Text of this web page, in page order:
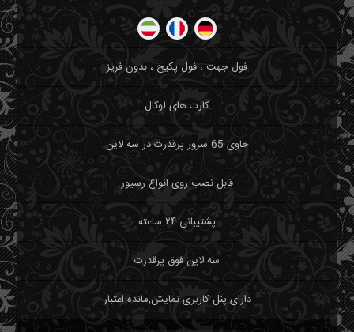
فول جهت ، فول پکیج ، بدون فریز
کارت های لوکال
حاوی 65 سرور پرقدرت در سه لاین
قابل نصب روی انواع رسیور
پشتیبانی ۲۴ ساعته
سه لاین فوق پرقدرت
دارای پنل کاربری نمایش,مانده اعتبار